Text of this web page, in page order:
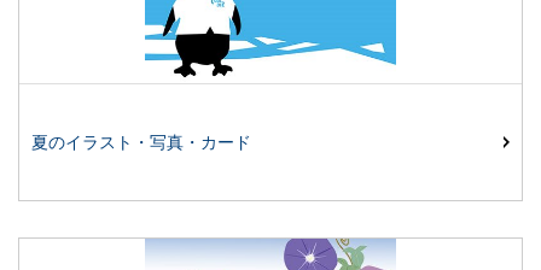
夏のイラスト・写真・カード